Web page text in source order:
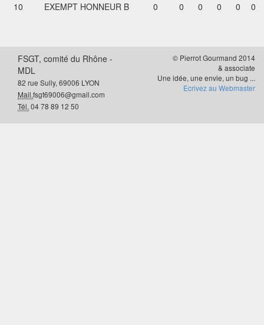
10
EXEMPT HONNEUR B 0 0 0 0 0 0
FSGT, comité du Rhône -
MDL
82 rue Sully, 69006 LYON
Mail.fsgt69006@gmail.com
Tél. 04 78 89 12 50
© Pierrot Gourmand 2014
& associate
Une idée, une envie, un bug ...
Ecrivez au Webmaster